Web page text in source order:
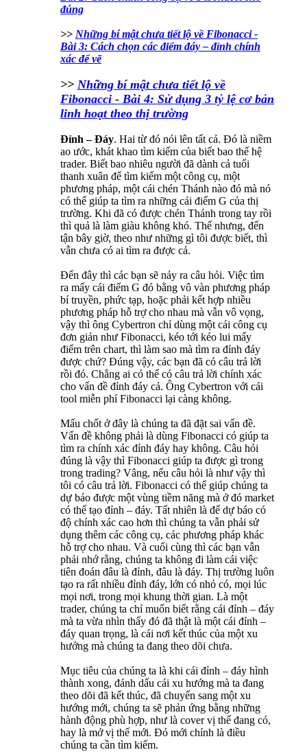
đúng
>> Những bí mật chưa tiết lộ về Fibonacci -
Bài 3: Cách chọn các điểm đáy – đỉnh chính
xác để vẽ
>> Những bí mật chưa tiết lộ về
Fibonacci - Bài 4: Sử dụng 3 tỷ lệ cơ bản
linh hoạt theo thị trường
Đỉnh – Đáy. Hai từ đó nói lên tất cả. Đó là niềm
ao ước, khát khao tìm kiếm của biết bao thế hệ
trader. Biết bao nhiêu người đã dành cả tuổi
thanh xuân để tìm kiếm một công cụ, một
phương pháp, một cái chén Thánh nào đó mà nó
có thể giúp ta tìm ra những cái điểm G của thị
trường. Khi đã có được chén Thánh trong tay rồi
thì quả là làm giàu không khó. Thế nhưng, đến
tận bây giờ, theo như những gì tôi được biết, thì
vẫn chưa có ai tìm ra được cả.
Đến đây thì các bạn sẽ nảy ra câu hỏi. Việc tìm
ra mấy cái điểm G đó bằng vô vàn phương pháp
bí truyền, phức tạp, hoặc phải kết hợp nhiều
phương pháp hỗ trợ cho nhau mà vẫn vô vọng,
vậy thì ông Cybertron chỉ dùng một cái công cụ
đơn giản như Fibonacci, kéo tới kéo lui mấy
điểm trên chart, thì làm sao mà tìm ra đỉnh đáy
được chứ? Đúng vậy, các bạn đã có câu trả lời
rồi đó. Chẳng ai có thể có câu trả lời chính xác
cho vấn đề đỉnh đáy cả. Ông Cybertron với cái
tool miễn phí Fibonacci lại càng không.
Mấu chốt ở đây là chúng ta đã đặt sai vấn đề.
Vấn đề không phải là dùng Fibonacci có giúp ta
tìm ra chính xác đỉnh đáy hay không. Câu hỏi
đúng là vậy thì Fibonacci giúp ta được gì trong
trong trading? Vâng, nếu câu hỏi là như vậy thì
tôi có câu trả lời. Fibonacci có thể giúp chúng ta
dự báo được một vùng tiềm năng mà ở đó market
có thể tạo đỉnh – đáy. Tất nhiên là để dự báo có
độ chính xác cao hơn thì chúng ta vẫn phải sử
dụng thêm các công cụ, các phương pháp khác
hỗ trợ cho nhau. Và cuối cùng thì các bạn vẫn
phải nhớ rằng, chúng ta không đi làm cái việc
tiên đoán đâu là đỉnh, đâu là đáy. Thị trường luôn
tạo ra rất nhiều đỉnh đáy, lớn có nhỏ có, mọi lúc
mọi nơi, trong mọi khung thời gian. Là một
trader, chúng ta chỉ muốn biết rằng cái đỉnh – đáy
mà ta vừa nhìn thấy đó đã thật là một cái đỉnh –
đáy quan trọng, là cái nơi kết thúc của một xu
hướng mà chúng ta đang theo dõi chưa.
Mục tiêu của chúng ta là khi cái đỉnh – đáy hình
thành xong, đánh dấu cái xu hướng mà ta đang
theo dõi đã kết thúc, đã chuyển sang một xu
hướng mới, chúng ta sẽ phản ứng bằng những
hành động phù hợp, như là cover vị thế đang có,
hay là mở vị thế mới. Đó mới chính là điều
chúng ta cần tìm kiếm.